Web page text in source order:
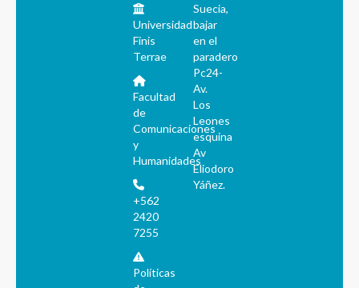
Universidad
Finis
Terrae
Facultad
de
Comunicaciones
y
Humanidades
+562
2420
7255
Políticas
Suecia,
bajar
en el
paradero
Pc24-
Av.
Los
Leones
esquina
Av
Eliodoro
Yáñez.